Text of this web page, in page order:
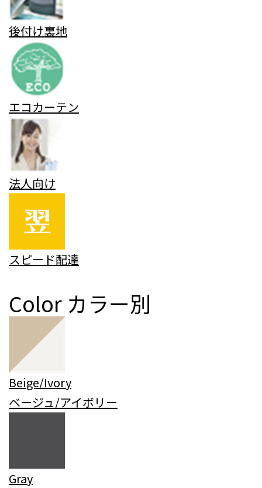
後付け裏地
エコカーテン
法人向け
スピード配達
Color カラー別
Beige/Ivory
ベージュ/アイボリー
Gray